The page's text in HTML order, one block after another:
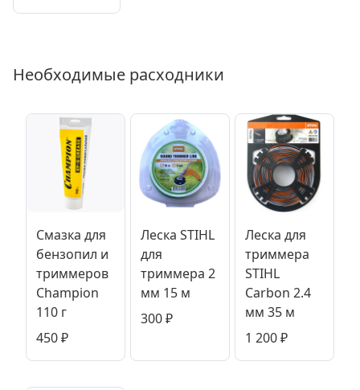
Необходимые расходники
Смазка для
бензопил и
триммеров
Champion
110 г
450₽
Леска STIHL
для
триммера 2
мм 15 м
300₽
Леска для
триммера
STIHL
Carbon 2.4
мм 35 м
1 200₽